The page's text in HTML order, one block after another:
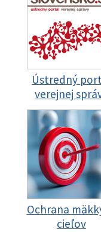
Ústredný
verejnej
Ochrana
cieľov